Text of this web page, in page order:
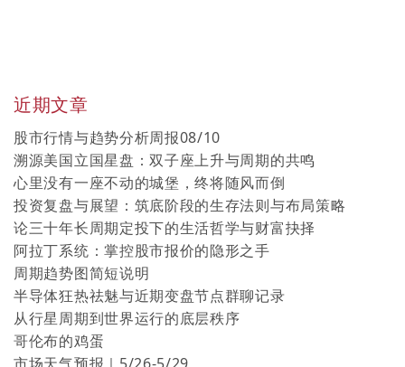
近期文章
股市行情与趋势分析周报08/10
溯源美国立国星盘：双子座上升与周期的共鸣
心里没有一座不动的城堡，终将随风而倒
投资复盘与展望：筑底阶段的生存法则与布局策略
论三十年长周期定投下的生活哲学与财富抉择
阿拉丁系统：掌控股市报价的隐形之手
周期趋势图简短说明
半导体狂热祛魅与近期变盘节点群聊记录
从行星周期到世界运行的底层秩序
哥伦布的鸡蛋